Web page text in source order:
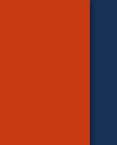
Cocina
|
casera en
Av. Solidaridad.
pedir a domicilio.